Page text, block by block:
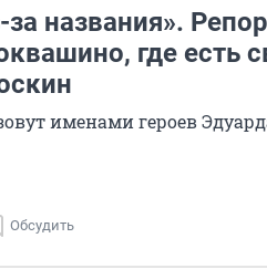
за названия».
где есть
именами героев
Обсудить